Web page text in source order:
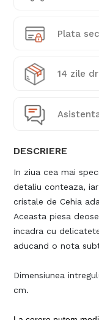
Plata
14 zile
DESCRIERE
In ziua cea mai
detaliu conteaza,
cristale de Cehia
Aceasta piesa
incadra cu
aducand o nota
Dimensiunea
cm.